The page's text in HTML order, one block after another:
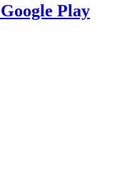
Play